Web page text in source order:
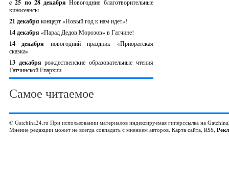
c 25 по 28 декабряНовогодние благотворительные
киносеансы
21 декабря концерт «Новый год к нам идет»!
14 декабря «Парад Дедов Морозов» в Гатчине!
14 декабря новогодний праздник «Приоратская
сказка»
13 декабрярождественские образовательные чтения
Гатчинской Епархии
Самое читаемое
© Gatchina24.ru При использовании материалов индексируемая гиперссылка на
Мнение редакции может не всегда совпадать с мнением авторов. Карта сайта, RSS,